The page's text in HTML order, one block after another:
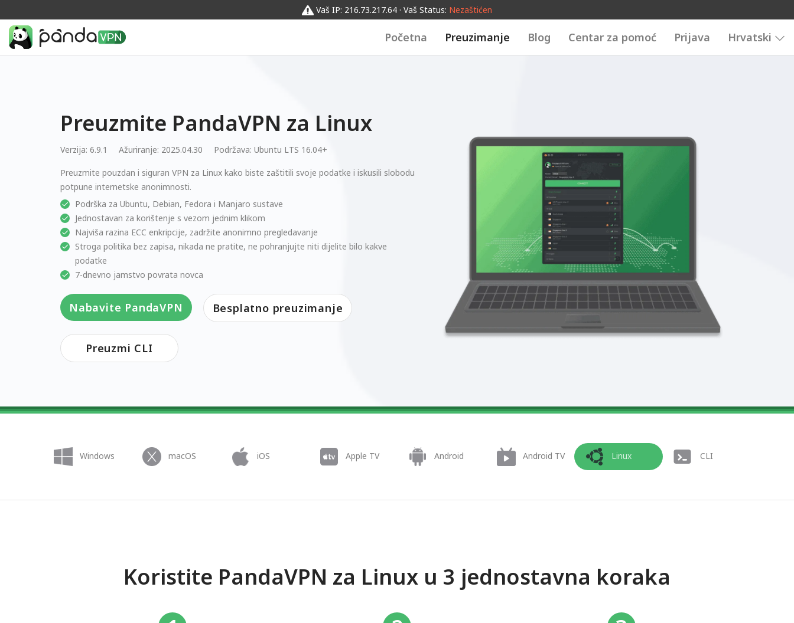
Vaš IP: 216.73.217.64 · Vaš Status: Nezaštićen
Početna Preuzimanje Blog Centar za pomoć Prijava Hrvatski
Preuzmite PandaVPN za Linux
Verzija: 6.9.1 Ažuriranje: 2025.04.30 Podržava: Ubuntu LTS 16.04+
Preuzmite pouzdan i siguran VPN za Linux kako biste zaštitili svoje podatke i iskusili slobodu
potpune internetske anonimnosti.
Podrška za Ubuntu, Debian, Fedora i Manjaro sustave
Jednostavan za korištenje s vezom jednim klikom
Najviša razina ECC enkripcije, zadržite anonimno pregledavanje
Stroga politika bez zapisa, nikada ne pratite, ne pohranjujte niti dijelite bilo kakve
podatke
7-dnevno jamstvo povrata novca
Nabavite PandaVPN Besplatno preuzimanje
Preuzmi CLI
Windows macOS iOS Apple TV Android Android TV Linux CLI
Koristite PandaVPN za Linux u 3 jednostavna koraka